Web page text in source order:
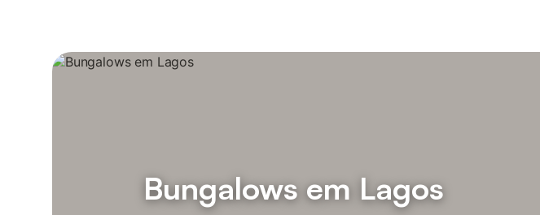
Bungalows em Lagos